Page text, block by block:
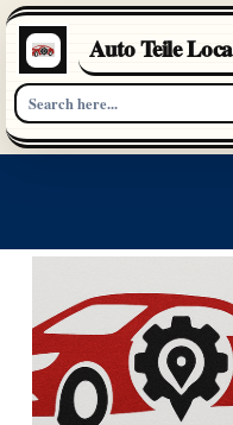
Auto Teile